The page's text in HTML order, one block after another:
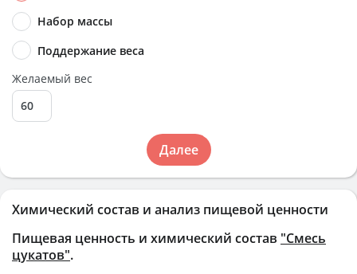
Химический состав и анализ пищевой ценности
Пищевая ценность и химический состав "Смесь
цукатов".
Набор массы
Поддержание веса
Желаемый вес
Далее